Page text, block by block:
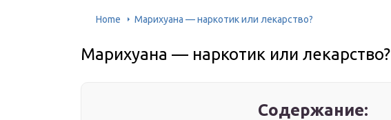
Home Марихуана — наркотик или лекарство?
Марихуана — наркотик или лекарство?
Содержание: